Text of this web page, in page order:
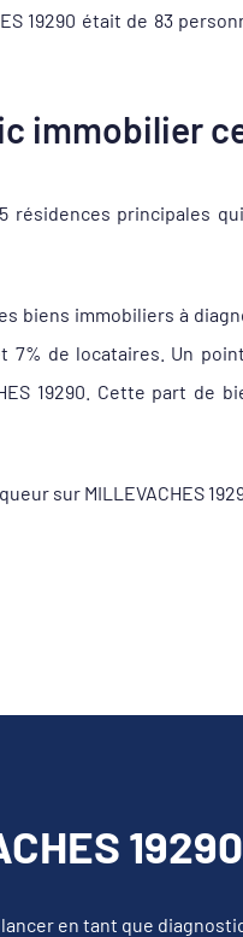
19290 était de 83
immobilier
résidences principales
immobiliers à
7% de locataires. Un
19290. Cette part de
sur MILLEVACHES 19290
en tant que